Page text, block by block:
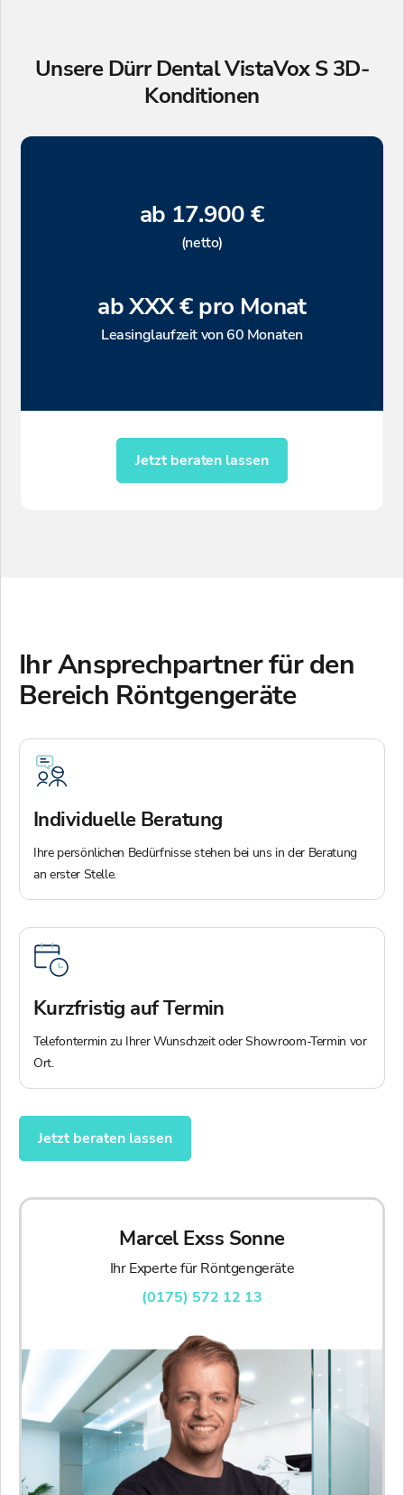
Unsere Dürr Dental VistaVox S 3D-
Konditionen
ab 17.900 €
(netto)
ab XXX € pro Monat
Leasinglaufzeit von 60 Monaten
Jetzt beraten lassen
Ihr Ansprechpartner fürden
Bereich Röntgengeräte
Individuelle Beratung
Ihre persönlichen Bedürfnisse stehen bei uns in der Beratung
an erster Stelle.
Kurzfristig auf Termin
Telefontermin zu Ihrer Wunschzeit oder Showroom-Termin vor
Ort.
Jetzt beraten lassen
Marcel Exss Sonne
Ihr Experte für Röntgengeräte
(0175) 572 12 13